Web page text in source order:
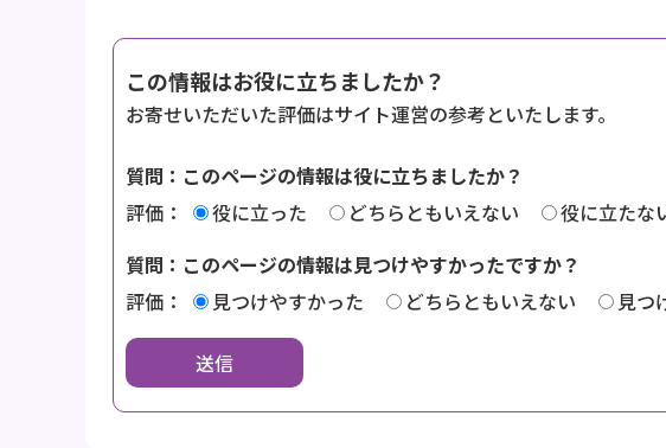
この情報はお役に立ちましたか？
お寄せいただいた評価はサイト運営の参考といたします。
質問：このページの情報は役に立ちましたか？
評価：
役に立った どちらともいえない
役に立たな
質問：このページの情報は見つけやすかったですか？
評価：
見つけやすかった どちらともいえない 見つ